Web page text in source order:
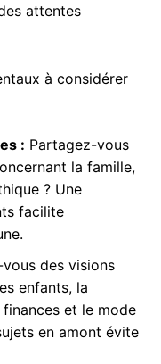
attentes
à considérer
: Partagez-vous
la famille,
? Une
facilite
vous des visions
enfants, la
et le mode
en amont évite